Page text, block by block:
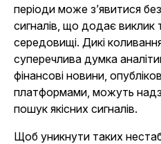
періоди може з’явитися
сигналів, що додає виклик
середовищі. Дикі
суперечлива думка
фінансові новини,
платформами, можуть
пошук якісних сигналів.
Щоб уникнути таких